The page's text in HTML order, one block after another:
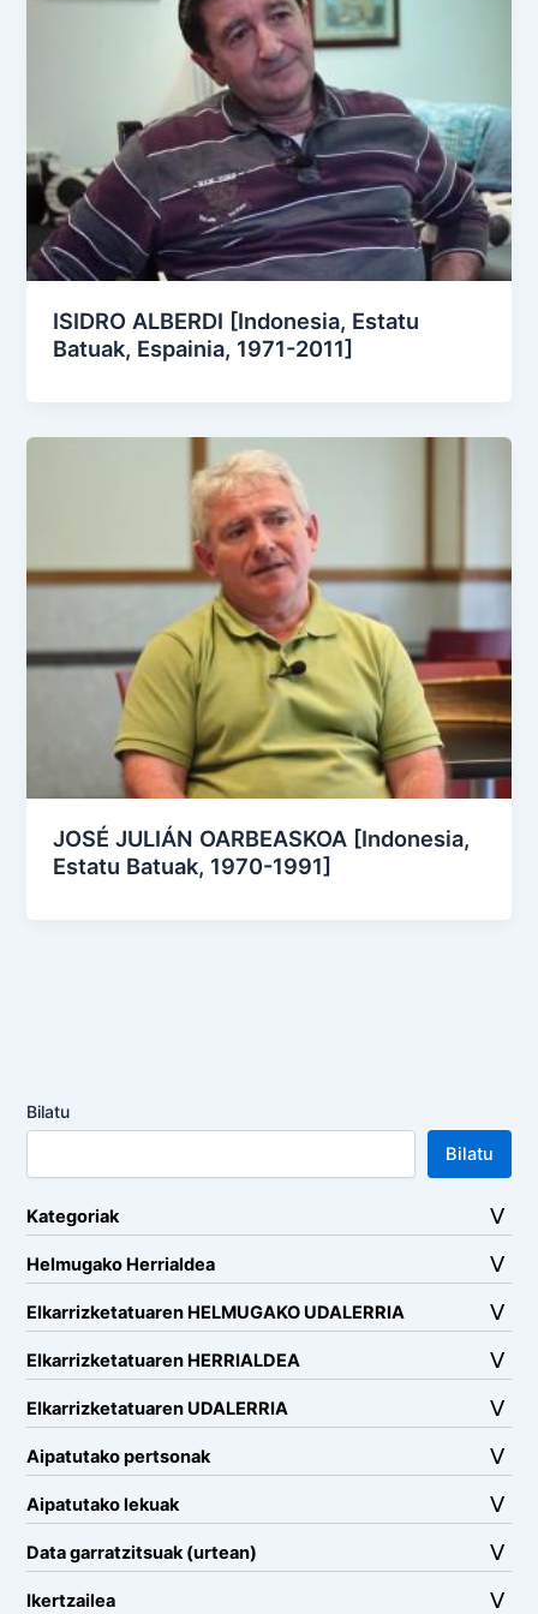
ISIDRO ALBERDI [Indonesia, Estatu
Batuak, Espainia, 1971-2011]
JOSÉ JULIÁN OARBEASKOA [Indonesia,
Estatu Batuak, 1970-1991]
Bilatu
Bilatu
Kategoriak
Helmugako Herrialdea
Elkarrizketatuaren HELMUGAKO UDALERRIA
Elkarrizketatuaren HERRIALDEA
Elkarrizketatuaren UDALERRIA
Aipatutako pertsonak
Aipatutako lekuak
Data garratzitsuak (urtean)
Ikertzailea